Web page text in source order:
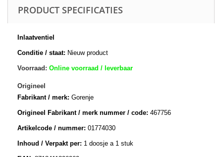
PRODUCT SPECIFICATIES
Inlaatventiel
Conditie / staat: Nieuw product
Voorraad: Online voorraad / leverbaar
Origineel
Fabrikant / merk: Gorenje
Origineel Fabrikant / merk nummer / code: 467756
Artikelcode / nummer: 01774030
Inhoud / Verpakt per: 1 doosje a 1 stuk